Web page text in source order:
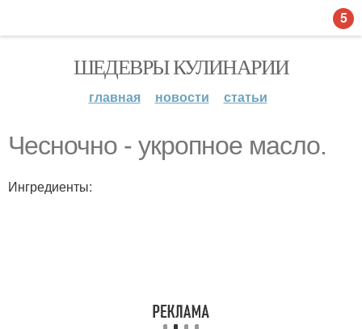
ШЕДЕВРЫ КУЛИНАРИИ
главная новости статьи
Чесночно - укропное масло.
Ингредиенты:
5